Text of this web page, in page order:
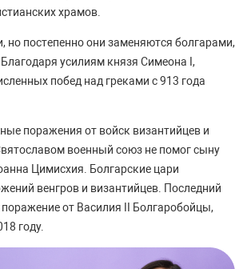
храмов.
постепенно они заменяются болгарами,
усилиям князя Симеона I,
побед над греками с 913 года
поражения от войск византийцев и
военный союз не помог сыну
Цимисхия. Болгарские цари
венгров и византийцев. Последний
от Василия II Болгаробойцы,
году.